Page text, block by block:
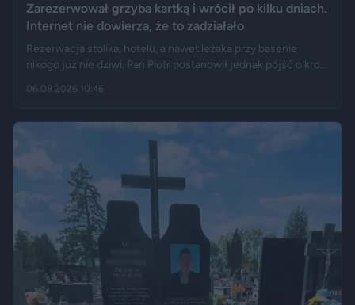
Zarezerwował grzyba kartką i wrócił po kilku dniach.
Internet nie dowierza, że to zadziałało
Rezerwacja stolika, hotelu, a nawet leżaka przy basenie
nikogo już nie dziwi. Pan Piotr postanowił jednak pójść o krok
„Fakt”, po kilku dniach wrócił w to samo miejsce i odkrył, że
06.08.2026 10:46